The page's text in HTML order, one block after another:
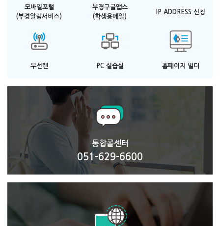
모바일포털
(부경알림서비스)
부경구글앱스
(학생용메일)
IP ADDRESS 신청
무선랜 PC 실습실 홈페이지 빌더
통합콜센터
051-629-6600